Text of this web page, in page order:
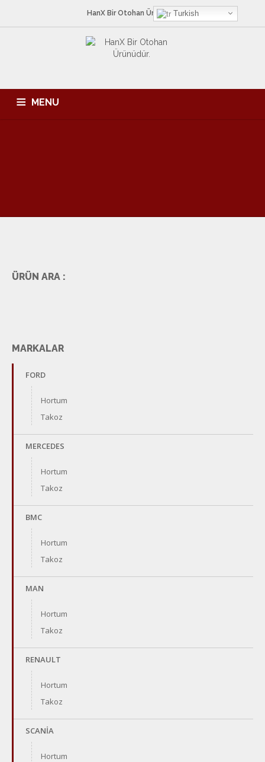
HanX BirOtohan Ürünüdür.
MENU
ÜRÜN ARA :
MARKALAR
FORD
Hortum
Takoz
MERCEDES
Hortum
Takoz
BMC
Hortum
Takoz
MAN
Hortum
Takoz
RENAULT
Hortum
Takoz
SCANİA
Hortum
Turkish